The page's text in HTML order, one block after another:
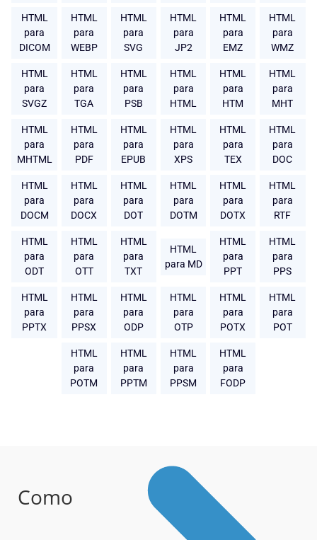
HTML
para
DICOM
HTML
para
WEBP
HTML
para
SVG
HTML
para
JP2
HTML
para
EMZ
HTML
para
WMZ
HTML
para
SVGZ
HTML
para
TGA
HTML
para
PSB
HTML
para
HTML
HTML
para
HTM
HTML
para
MHT
HTML
para
MHTML
HTML
para
PDF
HTML
para
EPUB
HTML
para
XPS
HTML
para
TEX
HTML
para
DOC
HTML
para
DOCM
HTML
para
DOCX
HTML
para
DOT
HTML
para
DOTM
HTML
para
DOTX
HTML
para
RTF
HTML
para
ODT
HTML
para
OTT
HTML
para
TXT
HTML
para MD
HTML
para
PPT
HTML
para
PPS
HTML
para
PPTX
HTML
para
PPSX
HTML
para
ODP
HTML
para
OTP
HTML
para
POTX
HTML
para
POT
HTML
para
POTM
HTML
para
PPTM
HTML
para
PPSM
HTML
para
FODP
Como